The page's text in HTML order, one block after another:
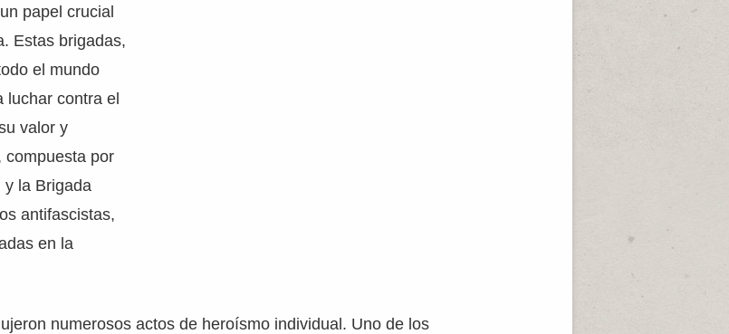
papel crucial
Estas brigadas,
el mundo
luchar contra el
valor y
compuesta por
y la Brigada
antifascistas,
en la
numerosos actos de heroísmo individual. Uno de los